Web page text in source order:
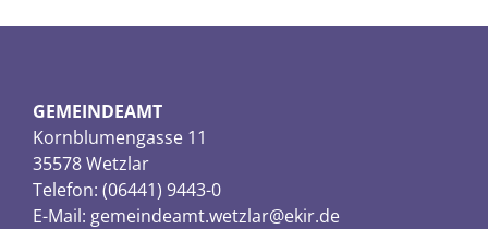
GEMEINDEAMT
Kornblumengasse 11
35578 Wetzlar
Telefon: (06441) 9443-0
E-Mail: gemeindeamt.wetzlar@ekir.de